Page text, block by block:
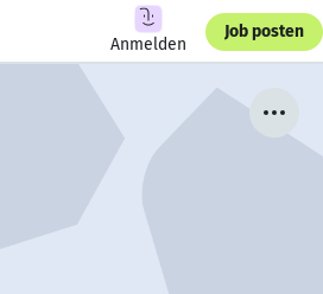
Anmelden
Job posten